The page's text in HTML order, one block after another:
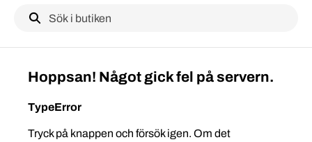
Label
Hoppsan! Något gick fel på servern.
TypeError
Tryck på knappen och försök igen. Om det